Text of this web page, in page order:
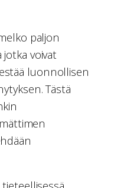
paljon
voivat
luonnollisen
Tästä